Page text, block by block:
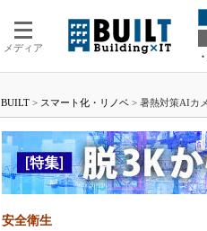
メディア
BUILT > スマート化・リノベ > 暑熱対策AIカ
安全衛生